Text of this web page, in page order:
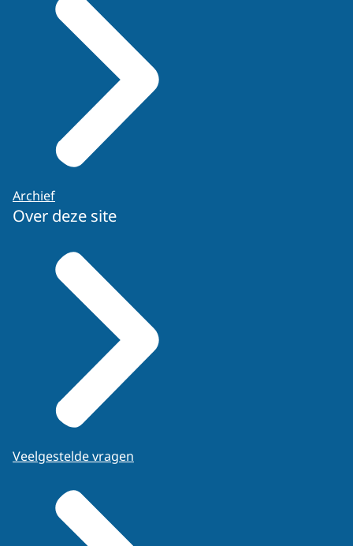
Archief
Over deze site
Veelgestelde vragen